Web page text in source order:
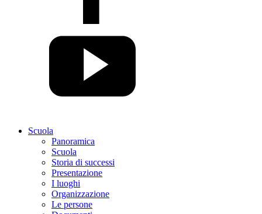
Scuola
Panoramica
Scuola
Storia di successi
Presentazione
I luoghi
Organizzazione
Le persone